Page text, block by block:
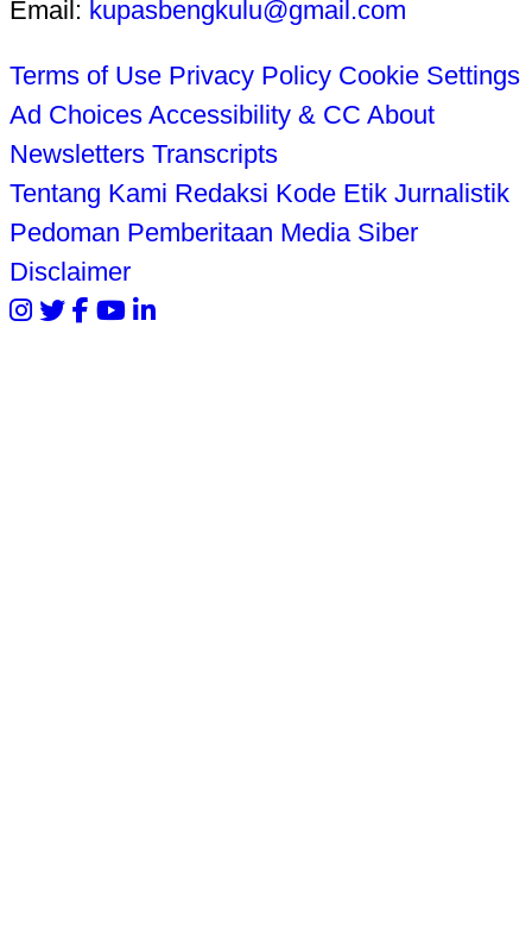
Email: kupasbengkulu@gmail.com
Terms of Use Privacy Policy Cookie Settings
Ad Choices Accessibility & CC About
Newsletters Transcripts
Tentang Kami Redaksi Kode Etik Jurnalistik
Pedoman Pemberitaan Media Siber
Disclaimer